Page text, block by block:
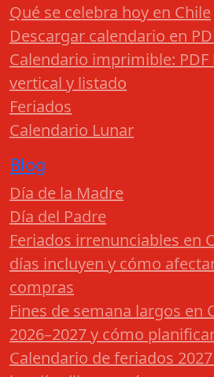
Qué se celebra hoy en Chile
Descargar calendario en
Calendario imprimible:
vertical y listado
Feriados
Calendario Lunar
Blog
Día de la Madre
Día del Padre
Feriados irrenunciables en
días incluyen y cómo
compras
Fines de semana largos en
2026–2027 y cómo
Calendario de feriados